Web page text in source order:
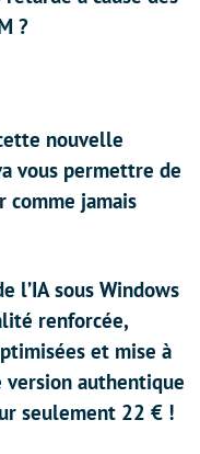
?
nouvelle
vous permettre de
comme jamais
l’IA sous Windows
renforcée,
et mise à
version authentique
seulement 22 € !